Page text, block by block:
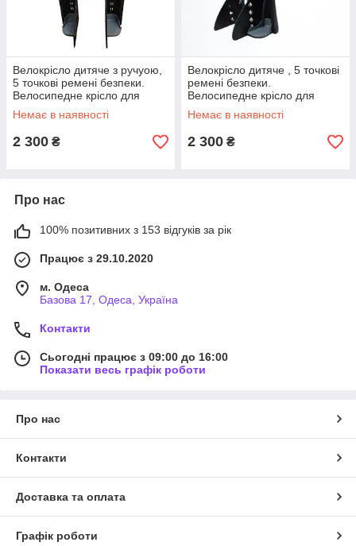
Велокрісло дитяче з ручуою,
5 точкові ремені безпеки.
Велосипедне крісло для
дітей.
Немає в наявності
2 300 ₴
Велокрісло дитяче , 5 точкові
ремені безпеки.
Велосипедне крісло для
дітей.
Немає в наявності
2 300 ₴
Про нас
100% позитивних з 153 відгуків за рік
Працює з 29.10.2020
м. Одеса
Базова 17, Одеса, Україна
Контакти
Сьогодні працює з 09:00 до 16:00
Показати весь графік роботи
Про нас
Контакти
Доставка та оплата
Графік роботи